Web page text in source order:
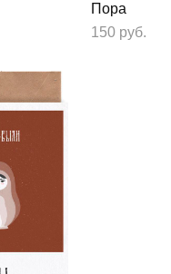
Пора
150 pуб.